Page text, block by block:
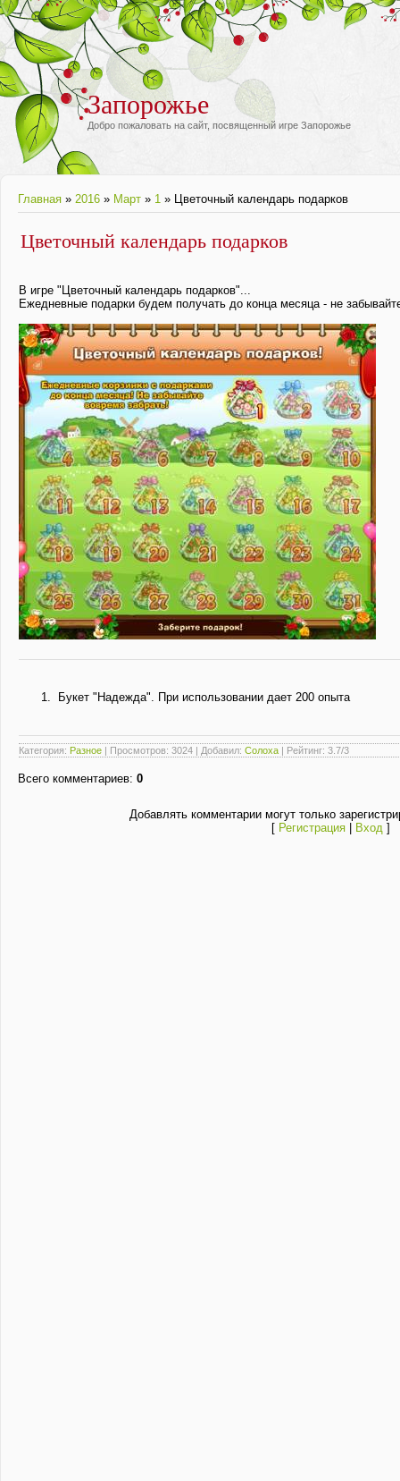
Запорожье
Добро пожаловать на сайт, посвященный игре Запорожье
Главная » 2016 » Март » 1 » Цветочный календарь подарков
Цветочный календарь подарков
В игре " Цветочный календарь подарков"...
Ежедневные подарки будем получать до конца месяца - не
Букет "Надежда". При использовании дает 200 опыта
Категория: Разное | Просмотров: 3024 | Добавил: Солоха | Рейтинг: 3.7/3
Всего комментариев: 0
Добавлять комментарии могут только
[ Регистрация| Вход]